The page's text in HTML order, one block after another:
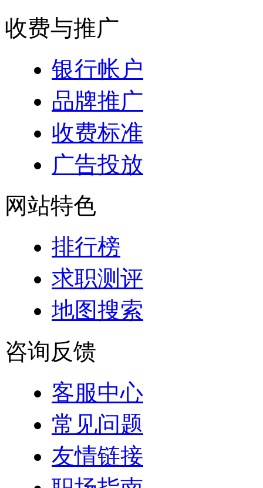
收费与推广
银行帐户
品牌推广
收费标准
广告投放
网站特色
排行榜
求职测评
地图搜索
咨询反馈
客服中心
常见问题
友情链接